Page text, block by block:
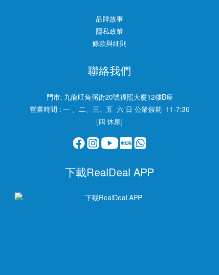
品牌故事
隱私政策
條款與細則
聯絡我們
門市: 九龍旺角弼街20號福照大廈12樓B座
營業時間 : 一 、二、三、五 六 日 公衆假期 11-7:30
[四 休息]
下載RealDeal APP